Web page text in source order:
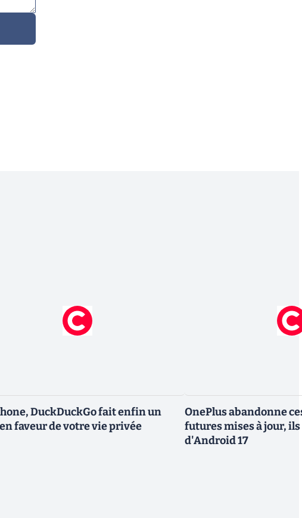
DuckDuckGo fait enfin un
faveur de votre vie privée
OnePlus abandonne
futures mises à jour,
d'Android 17